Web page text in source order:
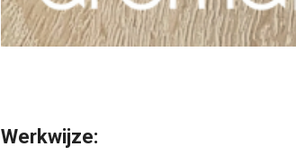
Werkwijze: